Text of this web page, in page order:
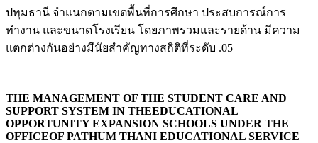
ปทุมธานี จำแนกตามเขตพื้นที่การศึกษา ประสบการณ์การ
ทำงาน และขนาดโรงเรียน โดยภาพรวมและรายด้าน มีความ
แตกต่างกันอย่างมีนัยสำคัญทางสถิติที่ระดับ .05
THE MANAGEMENT OF THE STUDENT CARE AND
SUPPORT SYSTEM IN THEEDUCATIONAL
OPPORTUNITY EXPANSION SCHOOLS UNDER THE
OFFICEOF PATHUM THANI EDUCATIONAL SERVICE